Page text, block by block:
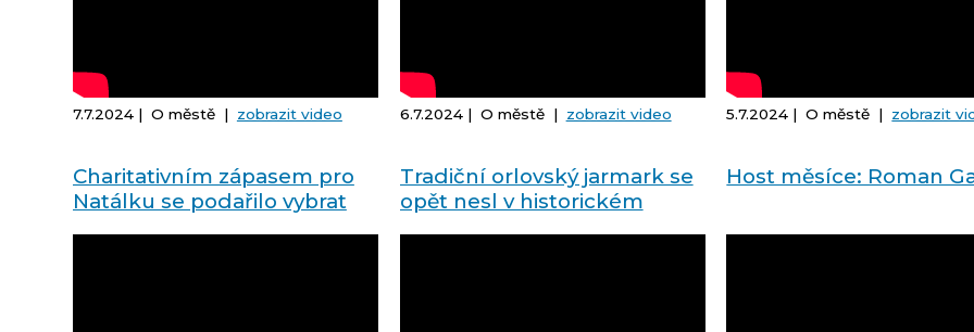
7.7.2024 | O městě | zobrazit video 6.7.2024 | O městě | zobrazit video 5.7.2024 | O městě | zobrazit
Charitativním zápasem pro
Natálku se podařilo vybrat
Tradiční orlovský jarmark se
opět nesl v historickém
Host měsíce: Roman